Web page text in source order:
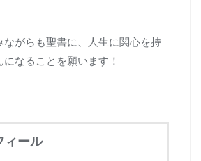
ながらも聖書に、人生に関心を持
なることを願います！
ィール